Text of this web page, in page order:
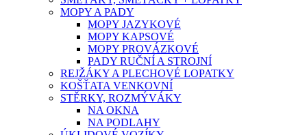
MOPY A PADY
MOPY JAZYKOVÉ
MOPY KAPSOVÉ
MOPY PROVÁZKOVÉ
PADY RUČNÍ A STROJNÍ
REJŽÁKY A PLECHOVÉ LOPATKY
KOŠŤATA VENKOVNÍ
STĚRKY, ROZMÝVÁKY
NA OKNA
NA PODLAHY